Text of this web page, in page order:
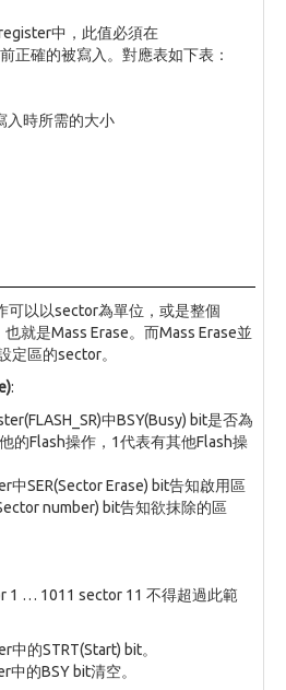
register中，此值必須在
正確的被寫入。對應表如下表：
入時所需的大小
可以以sector為單位，或是整個
就是Mass Erase。而Mass Erase並
定區的sector。
:
中BSY(Busy) bit是否為
的Flash操作，1代表有其他Flash操
中SER(Sector Erase) bit告知啟用區
number) bit告知欲抹除的區
1 … 1011 sector 11 不得超過此範
中的STRT(Start) bit。
中的BSY bit清空。